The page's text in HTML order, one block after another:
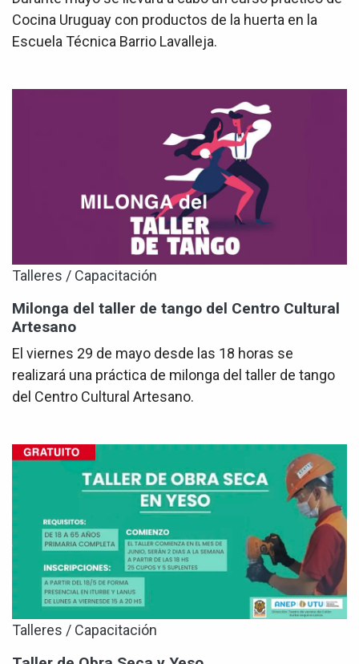
Cocina Uruguay con productos de la huerta en la
Escuela Técnica Barrio Lavalleja.
Talleres / Capacitación
Milonga del taller de tango del Centro Cultural
Artesano
El viernes 29 de mayo desde las 18 horas se
realizará una práctica de milonga del taller de tango
del Centro Cultural Artesano.
Talleres / Capacitación